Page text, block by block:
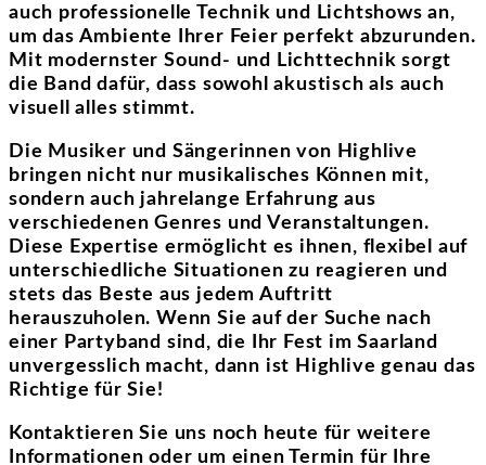
auch professionelle Technik und Lichtshows an,
um das Ambiente Ihrer Feier perfekt abzurunden.
Mit modernster Sound- und Lichttechnik sorgt
die Band dafür, dass sowohl akustisch als auch
visuell alles stimmt.
Die Musiker und Sängerinnen von Highlive
bringen nicht nur musikalisches Können mit,
sondern auch jahrelange Erfahrung aus
verschiedenen Genres und Veranstaltungen.
Diese Expertise ermöglicht es ihnen, flexibel auf
unterschiedliche Situationen zu reagieren und
stets das Beste aus jedem Auftritt
herauszuholen. Wenn Sie auf der Suche nach
einer Partyband sind, die Ihr Fest im Saarland
unvergesslich macht, dann ist Highlive genau das
Richtige für Sie!
Kontaktieren Sie uns noch heute für weitere
Informationen oder um einen Termin für Ihre